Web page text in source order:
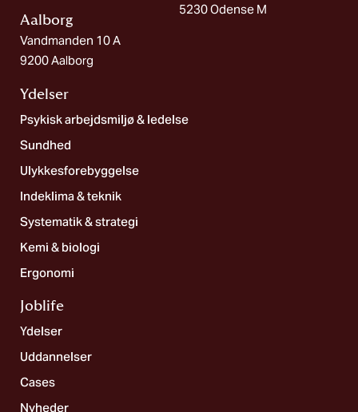
Aalborg​
Vandmanden 10 A
9200 Aalborg
5230 Odense M
Ydelser
Psykisk arbejdsmiljø & ledelse
Sundhed
Ulykkesforebyggelse
Indeklima & teknik
Systematik & strategi
Kemi & biologi
Ergonomi
Joblife​
Ydelser
Uddannelser
Cases
Nyheder